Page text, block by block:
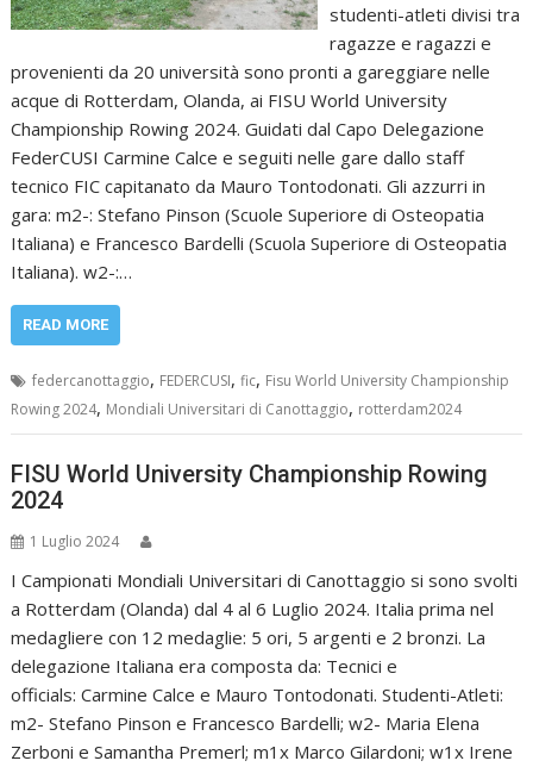
studenti-atleti divisi tra
ragazze e ragazzi e
provenienti da 20 università sono pronti a gareggiare nelle
acque di Rotterdam, Olanda, ai FISU World University
Championship Rowing 2024. Guidati dal Capo Delegazione
FederCUSI Carmine Calce e seguiti nelle gare dallo staff
tecnico FIC capitanato da Mauro Tontodonati. Gli azzurri in
gara: m2-: Stefano Pinson (Scuole Superiore di Osteopatia
Italiana) e Francesco Bardelli (Scuola Superiore di Osteopatia
Italiana). w2-:…
READ MORE
federcanottaggio, FEDERCUSI,fic, Fisu World University Championship
Rowing 2024, Mondiali Universitari di Canottaggio, rotterdam2024
FISU World University Championship Rowing
2024
1 Luglio 2024
I Campionati Mondiali Universitari di Canottaggio si sono svolti
a Rotterdam (Olanda) dal 4 al 6 Luglio 2024. Italia prima nel
medagliere con 12 medaglie: 5 ori, 5 argenti e 2 bronzi. La
delegazione Italiana era composta da: Tecnici e
officials: Carmine Calce e Mauro Tontodonati. Studenti-Atleti:
m2- Stefano Pinson e Francesco Bardelli; w2- Maria Elena
Zerboni e Samantha Premerl; m1x Marco Gilardoni; w1x Irene